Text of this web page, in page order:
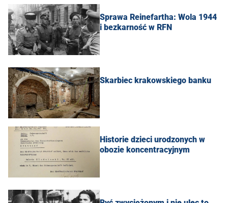
Sprawa Reinefartha: Wola 1944
i bezkarność w RFN
Skarbiec krakowskiego banku
Historie dzieci urodzonych w
obozie koncentracyjnym